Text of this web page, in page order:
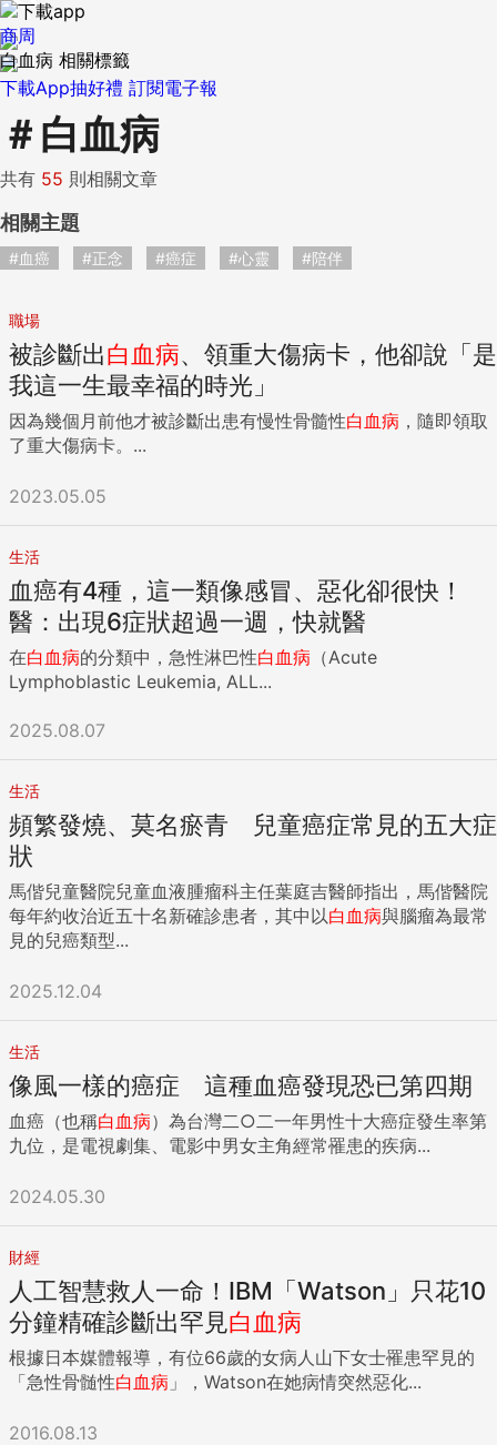
下載App抽好禮 訂閱電子報
商周
白血病 相關標籤
＃ 白血病
共有 55 則相關文章
相關主題
#血癌 #正念 #癌症 #心靈 #陪伴
職場
被診斷出白血病、領重大傷病卡，他卻說「是
我這一生最幸福的時光」
因為幾個月前他才被診斷出患有慢性骨髓性白血病 ，隨即領取
了重大傷病卡。...
2023.05.05
生活
血癌有4種，這一類像感冒、惡化卻很快！
醫：出現6症狀超過一週，快就醫
在白血病的分類中，急性淋巴性白血病 （Acute
Lymphoblastic Leukemia, ALL...
2025.08.07
生活
頻繁發燒、莫名瘀青 兒童癌症常見的五大症
狀
馬偕兒童醫院兒童血液腫瘤科主任葉庭吉醫師指出，馬偕醫院
每年約收治近五十名新確診患者，其中以白血病與腦瘤為最常
見的兒癌類型...
2025.12.04
生活
像風一樣的癌症 這種血癌發現恐已第四期
血癌（也稱白血病）為台灣二○二一年男性十大癌症發生率第
九位，是電視劇集、電影中男女主角經常罹患的疾病...
2024.05.30
財經
人工智慧救人一命！IBM「Watson」只花10
分鐘精確診斷出罕見白血病
根據日本媒體報導，有位66歲的女病人山下女士罹患罕見的
「急性骨髄性白血病 」，Watson在她病情突然惡化...
2016.08.13